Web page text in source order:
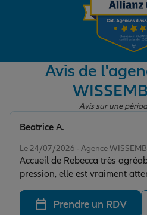
Préparer l’avenir
Le Pack Famille
Garantie des accidents de la
Assurance scolaire
Retraite
Avis de
Avis sur une
Le 24/07/2026 - Agence
Accueil de Rebecca très agréable, à l'écoute,
pression, elle est vraiment
Je recommande fortement
Beatrice A.
Prendre un RDV